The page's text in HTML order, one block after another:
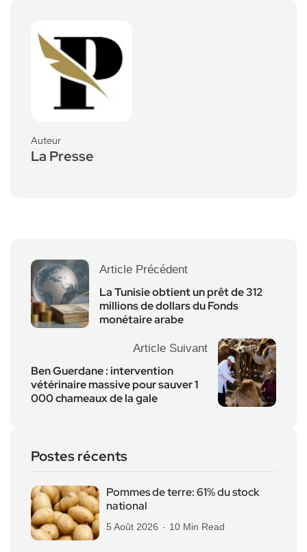
Auteur
La Presse
Article Précédent
La Tunisie obtient un prêt de 312
millions de dollars du Fonds
monétaire arabe
Article Suivant
Ben Guerdane : intervention
vétérinaire massive pour sauver 1
000 chameaux de la gale
Postes récents
Pommes de terre: 61% du stock
national
5 Août 2026 10 Min Read